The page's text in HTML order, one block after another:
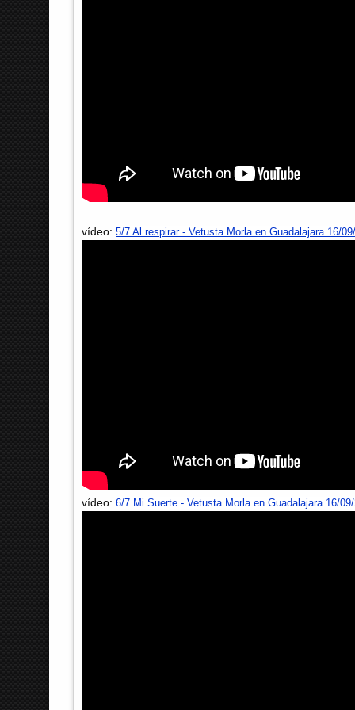
vídeo: 5/7 Al respirar - Vetusta Morla en Guadalajara 16/
vídeo: 6/7 Mi Suerte - Vetusta Morla en Guadalajara 16/09/